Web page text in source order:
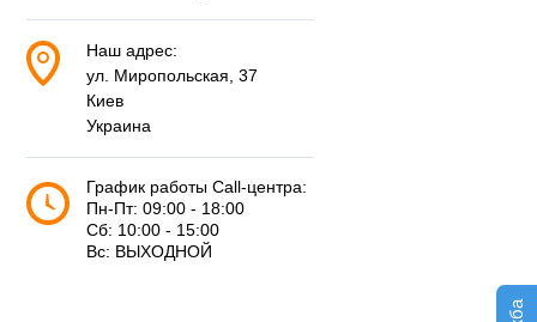
Наш адрес:
ул. Миропольская, 37
Киев
Украина
График работы Call-центра:
Пн-Пт: 09:00 - 18:00
Сб: 10:00 - 15:00
Вс: ВЫХОДНОЙ